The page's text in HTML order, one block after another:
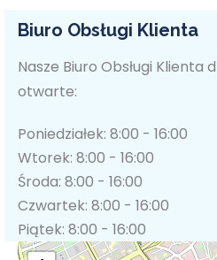
Biuro Obsługi Klienta
Nasze Biuro Obsługi Klienta
otwarte:
Poniedziałek: 8:00 - 16:00
Wtorek: 8:00 - 16:00
Środa: 8:00 - 16:00
Czwartek: 8:00 - 16:00
Piątek: 8:00 - 16:00